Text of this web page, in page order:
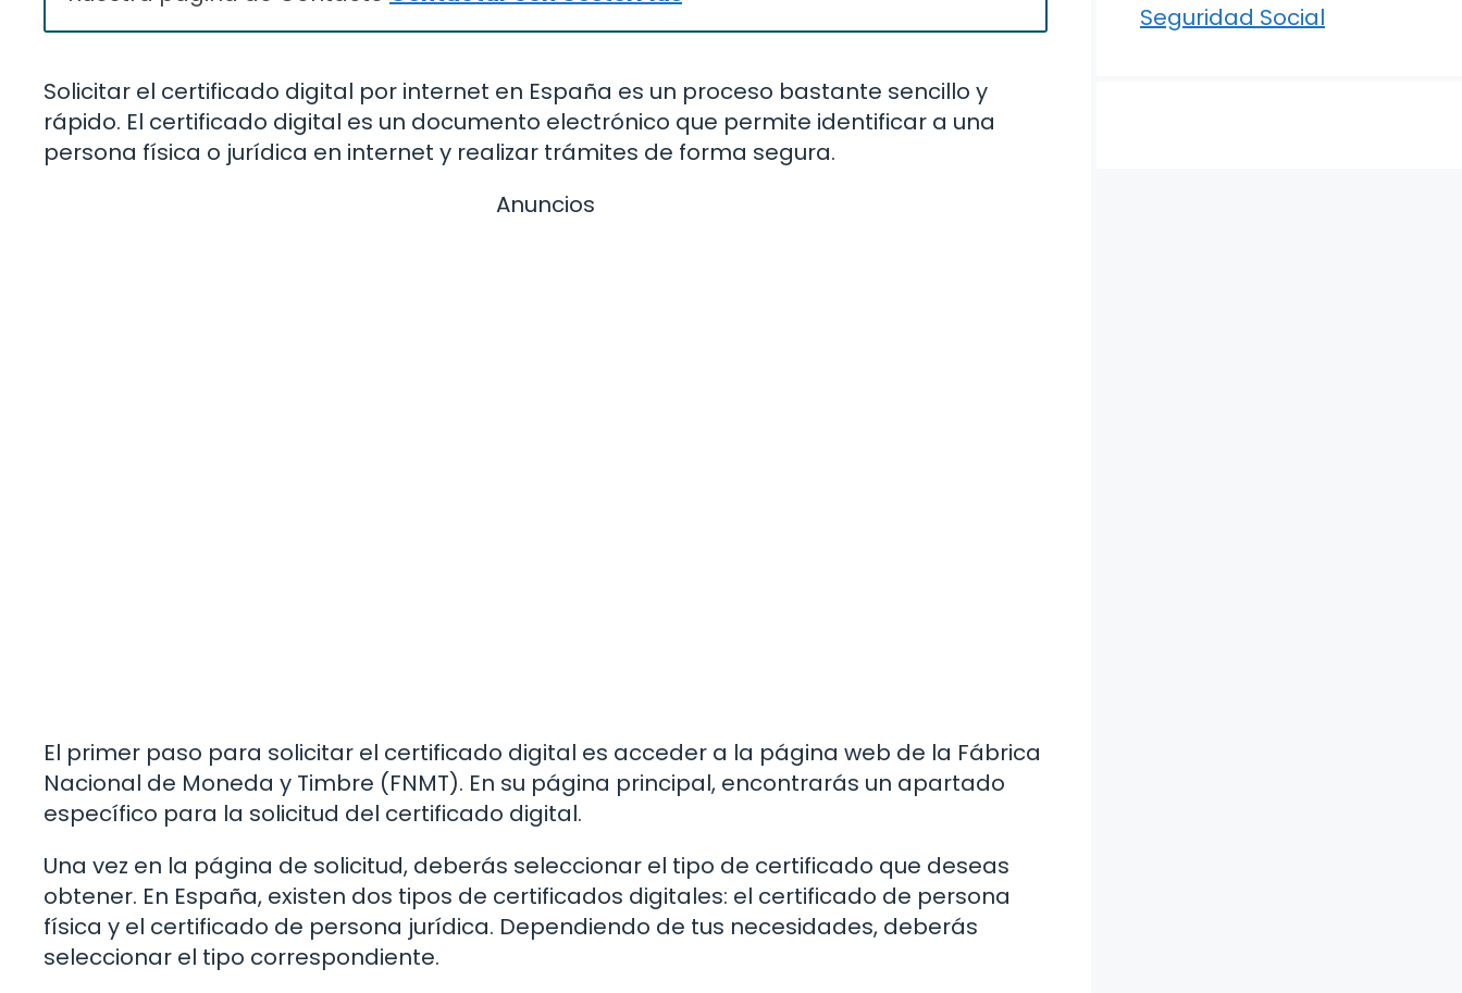
Solicitar el certificado digital por internet en España es un proceso bastante sencillo y
rápido. El certificado digital es un documento electrónico que permite identificar a una
persona física o jurídica en internet y realizar trámites de forma segura.
Anuncios
El primer paso para solicitar el certificado digital es acceder a la página web de la Fábrica
Nacional de Moneda y Timbre (FNMT). En su página principal, encontrarás un apartado
específico para la solicitud del certificado digital.
Una vez en la página de solicitud, deberás seleccionar el tipo de certificado que deseas
obtener. En España, existen dos tipos de certificados digitales: el certificado de persona
física y el certificado de persona jurídica. Dependiendo de tus necesidades, deberás
seleccionar el tipo correspondiente.
Seguridad Social